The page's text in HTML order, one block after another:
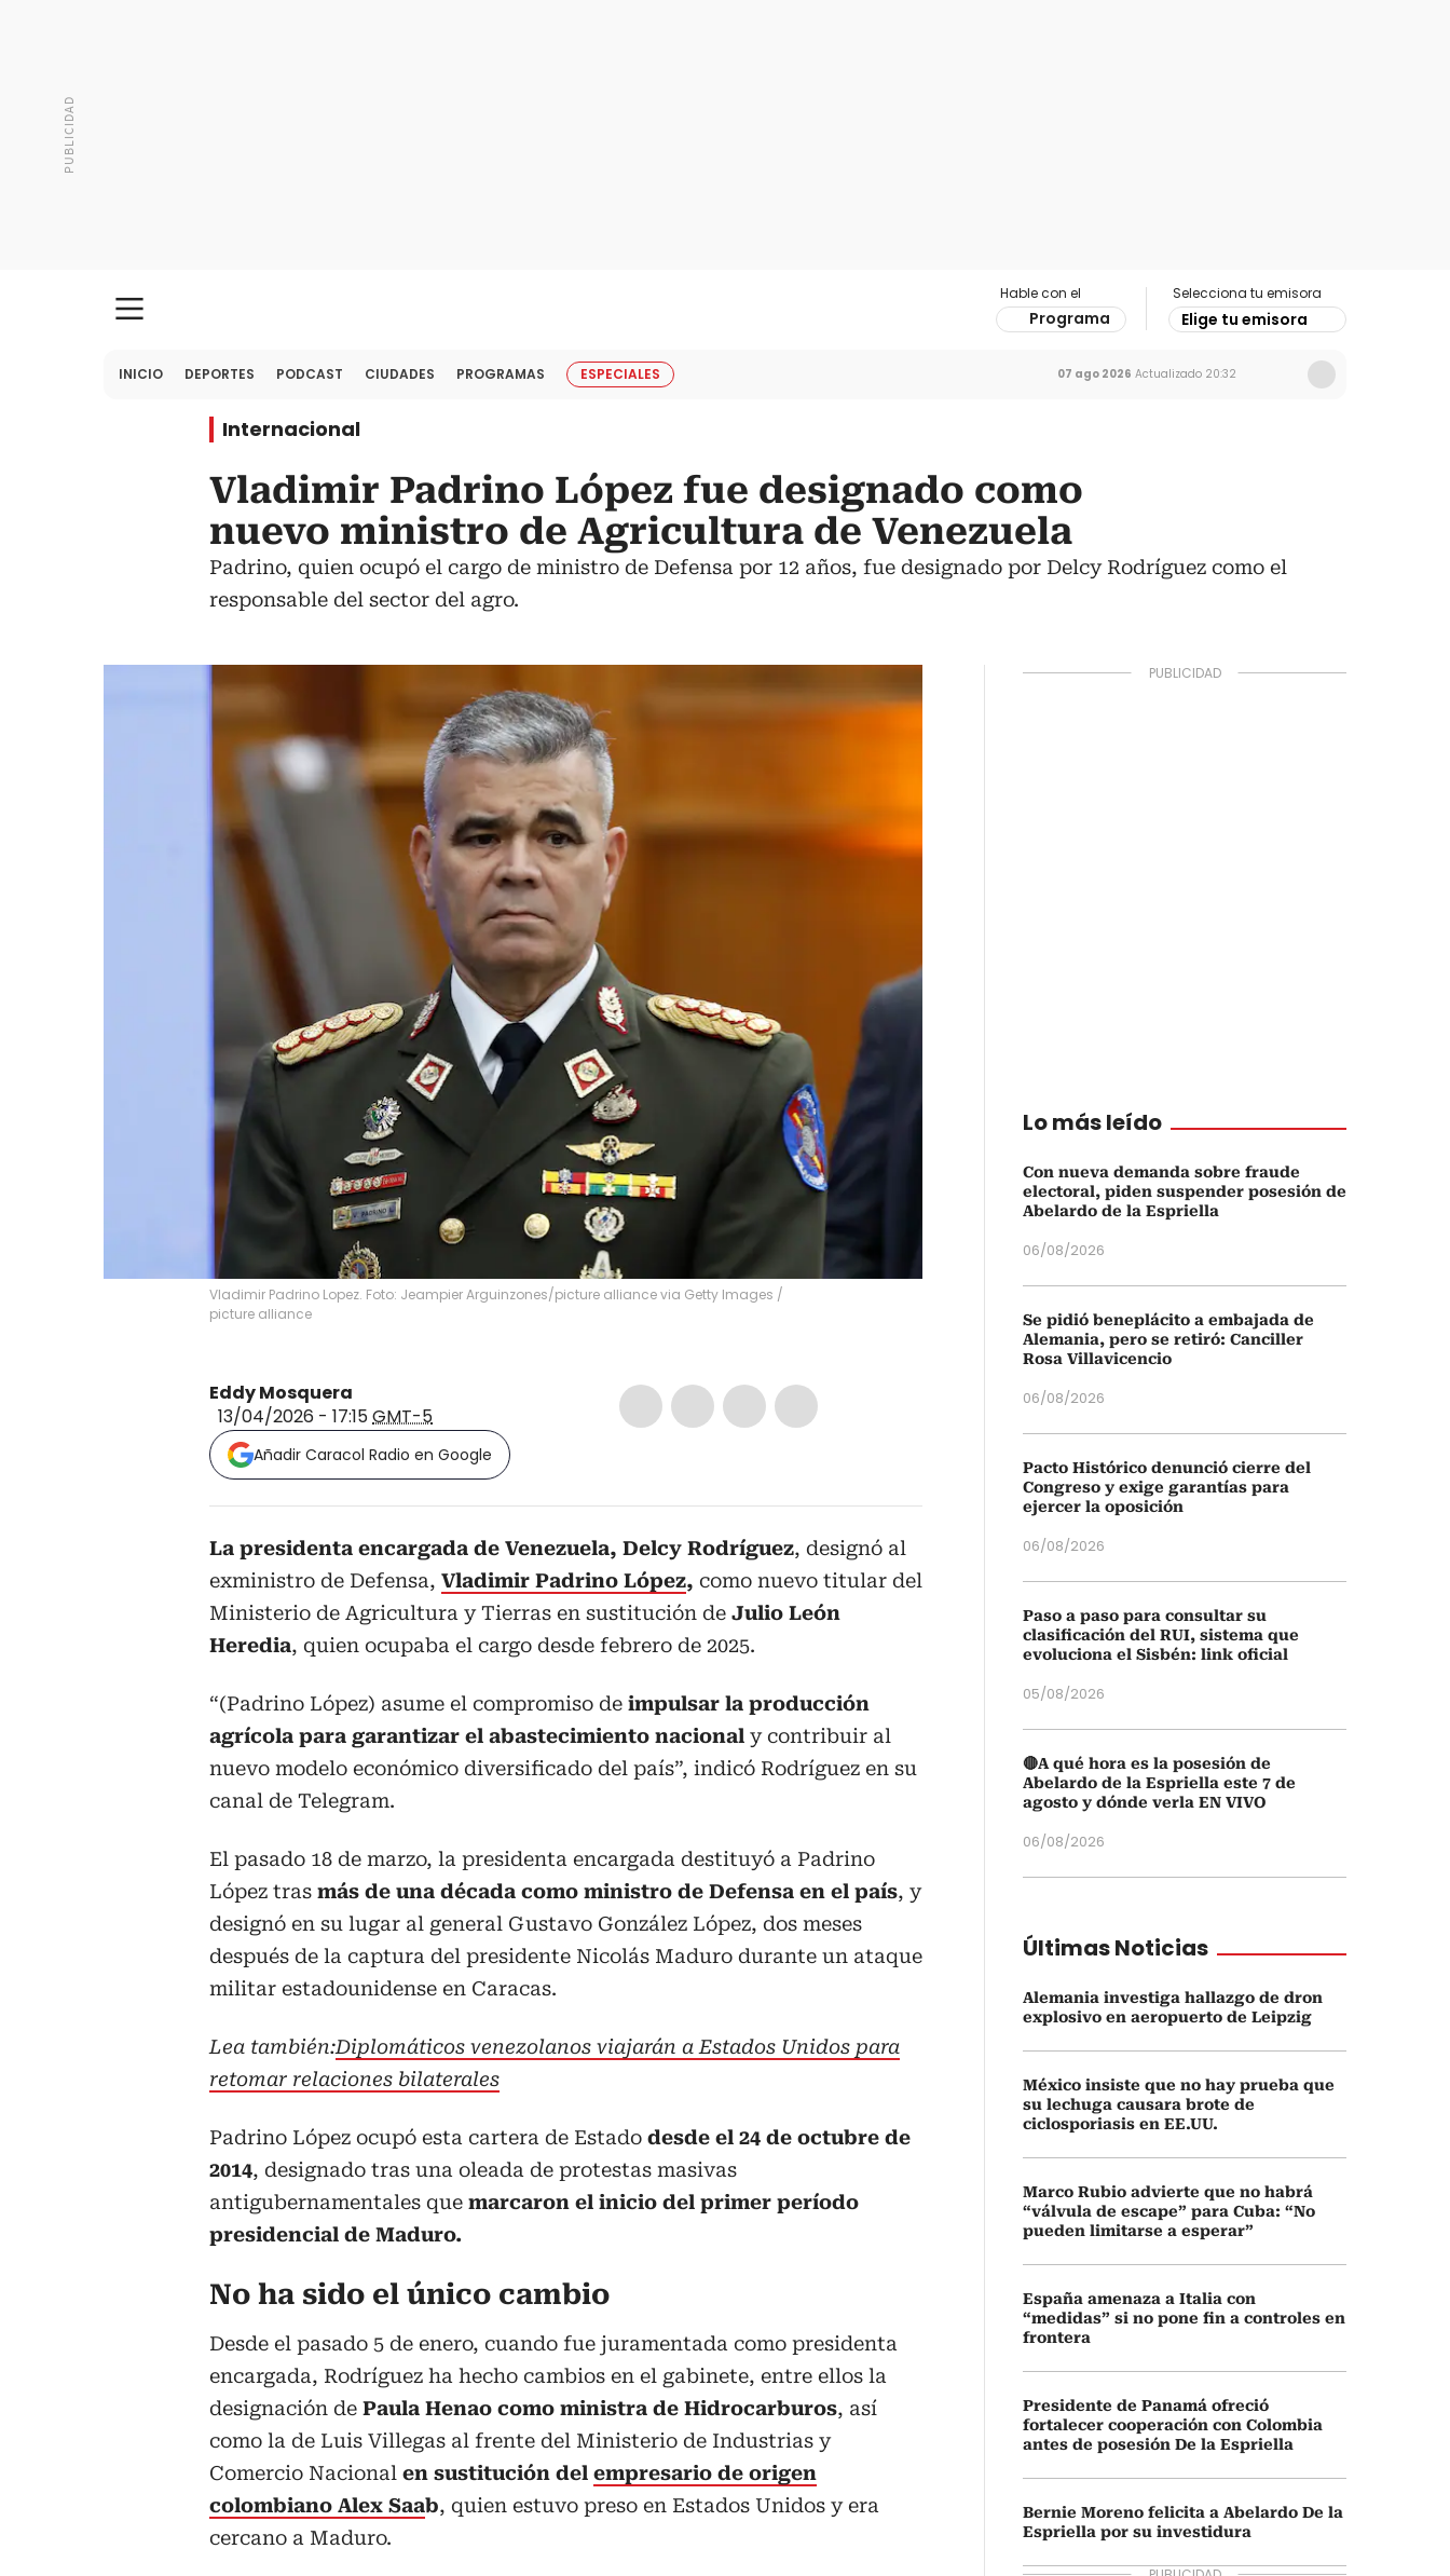
Hable con el
Programa
Selecciona tu emisora
Elige tu emisora
INICIO DEPORTES PODCAST CIUDADES PROGRAMAS ESPECIALES 07 ago 2026 Actualizado 20:32
Internacional
Vladimir Padrino López fue designado como
nuevo ministro de Agricultura de Venezuela
Padrino, quien ocupó el cargo de ministro de Defensa por 12 años, fue designado por Delcy Rodríguez como el
responsable del sector del agro.
Vladimir Padrino Lopez. Foto: Jeampier Arguinzones/picture alliance via Getty Images /
picture alliance
Eddy Mosquera
13/04/2026 - 17:15GMT-5
Añadir Caracol Radio en Google
La presidenta encargada de Venezuela, Delcy Rodríguez, designó al
exministro de Defensa, Vladimir Padrino López, como nuevo titular del
Ministerio de Agricultura y Tierras en sustitución de Julio León
Heredia, quien ocupaba el cargo desde febrero de 2025.
“(Padrino López) asume el compromiso de impulsar la producción
agrícola para garantizar el abastecimiento nacional y contribuir al
nuevo modelo económico diversificado del país”, indicó Rodríguez en su
canal de Telegram.
El pasado 18 de marzo, la presidenta encargada destituyó a Padrino
López tras más de una década como ministro de Defensa en el país, y
designó en su lugar al general Gustavo González López, dos meses
después de la captura del presidente Nicolás Maduro durante un ataque
militar estadounidense en Caracas.
Lea también:Diplomáticos venezolanos viajarán a Estados Unidos para
retomar relaciones bilaterales
Padrino López ocupó esta cartera de Estado desde el 24 de octubre de
2014, designado tras una oleada de protestas masivas
antigubernamentales que marcaron el inicio del primer período
presidencial de Maduro.
No ha sido el único cambio
Desde el pasado 5 de enero, cuando fue juramentada como presidenta
encargada, Rodríguez ha hecho cambios en el gabinete, entre ellos la
designación de Paula Henao como ministra de Hidrocarburos, así
como la de Luis Villegas al frente del Ministerio de Industrias y
Comercio Nacional en sustitución del empresario de origen
colombiano Alex Saab, quien estuvo preso en Estados Unidos y era
cercano a Maduro.
Lo más leído
Con nueva demanda sobre fraude
electoral, piden suspender posesión de
Abelardo de la Espriella
06/08/2026
Se pidió beneplácito a embajada de
Alemania, pero se retiró: Canciller
Rosa Villavicencio
06/08/2026
Pacto Histórico denunció cierre del
Congreso y exige garantías para
ejercer la oposición
06/08/2026
Paso a paso para consultar su
clasificación del RUI, sistema que
evoluciona el Sisbén: link oficial
05/08/2026
🔴A qué hora es la posesión de
Abelardo de la Espriella este 7 de
agosto y dónde verla EN VIVO
06/08/2026
Últimas Noticias
Alemania investiga hallazgo de dron
explosivo en aeropuerto de Leipzig
México insiste que no hay prueba que
su lechuga causara brote de
ciclosporiasis en EE.UU.
Marco Rubio advierte que no habrá
“válvula de escape” para Cuba: “No
pueden limitarse a esperar”
España amenaza a Italia con
“medidas” si no pone fin a controles en
frontera
Presidente de Panamá ofreció
fortalecer cooperación con Colombia
antes de posesión De la Espriella
Bernie Moreno felicita a Abelardo De la
Espriella por su investidura